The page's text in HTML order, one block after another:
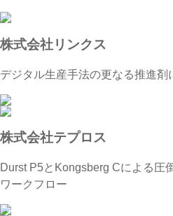
株式会社リンクス
デジタル生産手法の更なる推進剤
株式会社テプロス
Durst P5とKongsberg Cによる圧
ワークフロー